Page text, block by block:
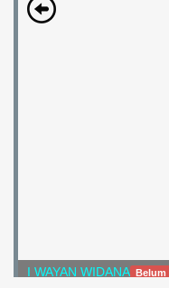
Kadus Br. Sekardadi